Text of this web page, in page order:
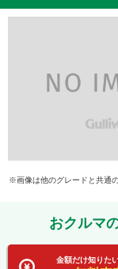
画像は他のグレードと共通
おクルマ
金額だけ知りた